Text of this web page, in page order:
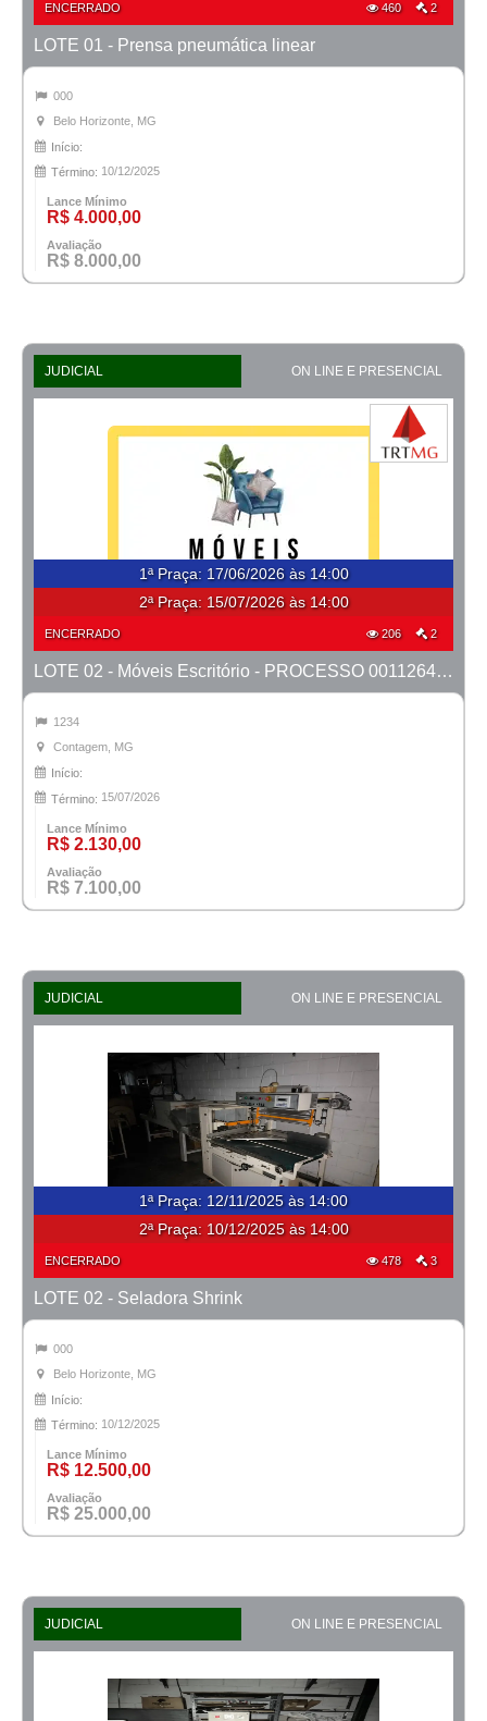
ENCERRADO 460 2
LOTE 01 - Prensa pneumática linear
000
Belo Horizonte, MG
Início:
Término: 10/12/2025
Lance Mínimo
R$ 4.000,00
Avaliação
R$ 8.000,00
JUDICIAL ON LINE E PRESENCIAL
1ª Praça: 17/06/2026 às 14:00
2ª Praça: 15/07/2026 às 14:00
ENCERRADO 206 2
LOTE 02 - Móveis Escritório - PROCESSO 0011264-95.2023-6ª CONTAGEM
1234
Contagem, MG
Início:
Término: 15/07/2026
Lance Mínimo
R$ 2.130,00
Avaliação
R$ 7.100,00
JUDICIAL ON LINE E PRESENCIAL
1ª Praça: 12/11/2025 às 14:00
2ª Praça: 10/12/2025 às 14:00
ENCERRADO 478 3
LOTE 02 - Seladora Shrink
000
Belo Horizonte, MG
Início:
Término: 10/12/2025
Lance Mínimo
R$ 12.500,00
Avaliação
R$ 25.000,00
JUDICIAL ON LINE E PRESENCIAL